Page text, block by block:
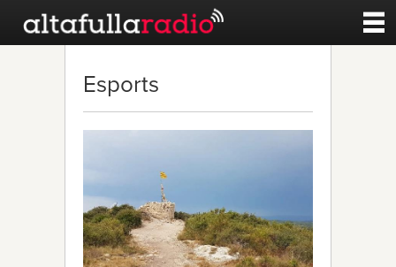
Noticies
Esports